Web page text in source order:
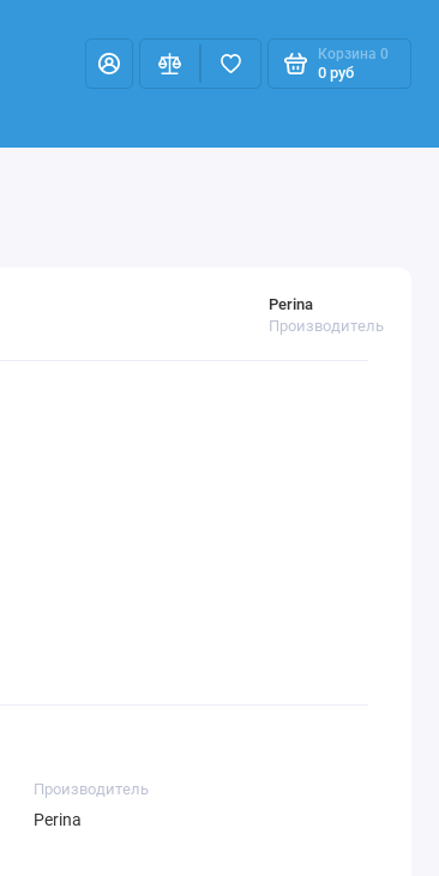
Корзина 0
0 руб
Perina
Производитель
Производитель
Perina